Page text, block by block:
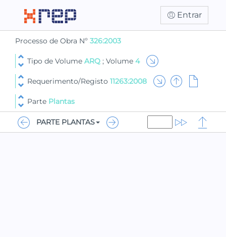
Entrar
Processo de Obra Nº 326:2003
Tipo de Volume ARQ ; Volume 4
Requerimento/Registo 11263:2008
Parte Plantas
PARTE PLANTAS